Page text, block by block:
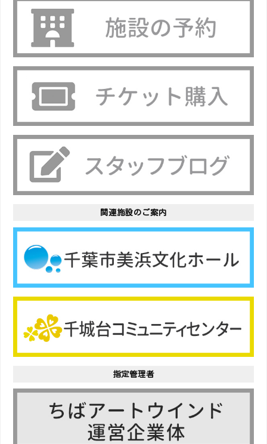
関連施設のご案内
指定管理者